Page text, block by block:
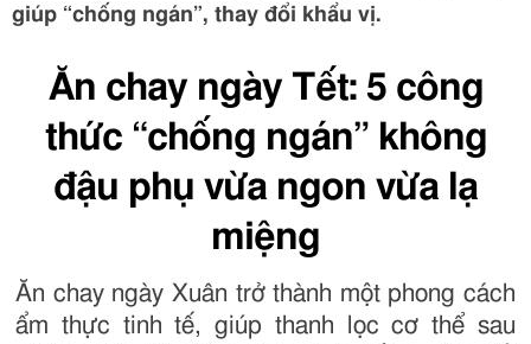
giúp “chống ngán”, thay đổi khẩu vị.
Ăn chay ngày Tết: 5 công
thức “chống ngán” không
đậu phụ vừa ngon vừa lạ
miệng
Ăn chay ngày Xuân trở thành một phong cách
ẩm thực tinh tế, giúp thanh lọc cơ thể sau